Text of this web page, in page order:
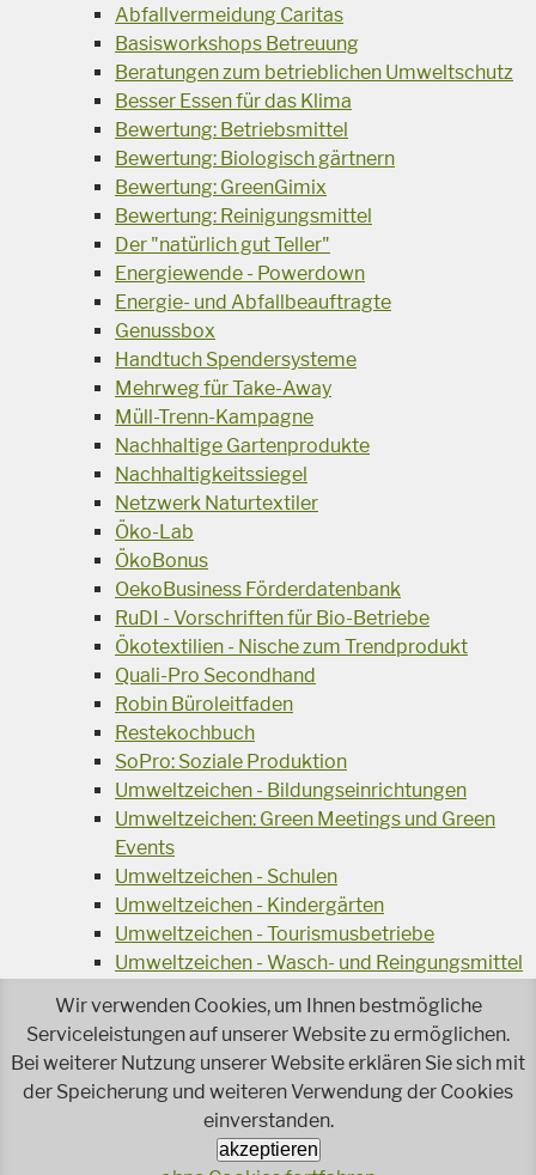
Abfallvermeidung Caritas
Basisworkshops Betreuung
Beratungen zum betrieblichen Umweltschutz
Besser Essen für das Klima
Bewertung: Betriebsmittel
Bewertung: Biologisch gärtnern
Bewertung: GreenGimix
Bewertung: Reinigungsmittel
Der "natürlich gut Teller"
Energiewende - Powerdown
Energie- und Abfallbeauftragte
Genussbox
Handtuch Spendersysteme
Mehrweg für Take-Away
Müll-Trenn-Kampagne
Nachhaltige Gartenprodukte
Nachhaltigkeitssiegel
Netzwerk Naturtextiler
Öko-Lab
ÖkoBonus
OekoBusiness Förderdatenbank
RuDI - Vorschriften für Bio-Betriebe
Ökotextilien - Nische zum Trendprodukt
Quali-Pro Secondhand
Robin Büroleitfaden
Restekochbuch
SoPro: Soziale Produktion
Umweltzeichen - Bildungseinrichtungen
Umweltzeichen: Green Meetings und Green
Events
Umweltzeichen - Schulen
Umweltzeichen - Kindergärten
Umweltzeichen - Tourismusbetriebe
Umweltzeichen - Wasch- und Reingungsmittel
Veranstaltungsreihe Ressourcen-Effizienz
Wiederverwendung von Elektroaltgeräten
Wasser - das Businessgetränk
Wohnprojekt Parcours
Jetzt faire und ökologische Mode kaufen!
Wir verwenden Cookies, um Ihnen bestmögliche
Serviceleistungen auf unserer Website zu ermöglichen.
Bei weiterer Nutzung unserer Website erklären Sie sich mit
der Speicherung und weiteren Verwendung der Cookies
einverstanden.
akzeptieren